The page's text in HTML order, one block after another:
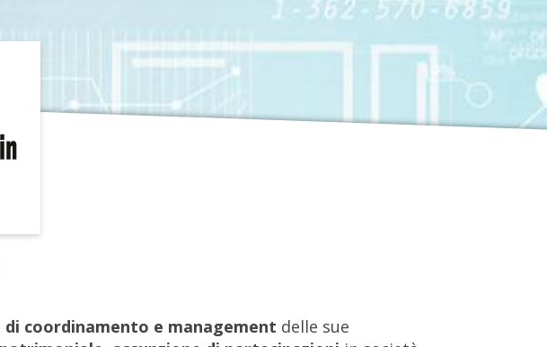
coordinamento e management delle sue